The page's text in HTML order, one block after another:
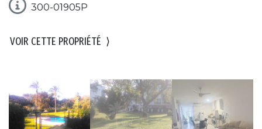
300-01905P
VOIR CETTE PROPRIÉTÉ ⟩